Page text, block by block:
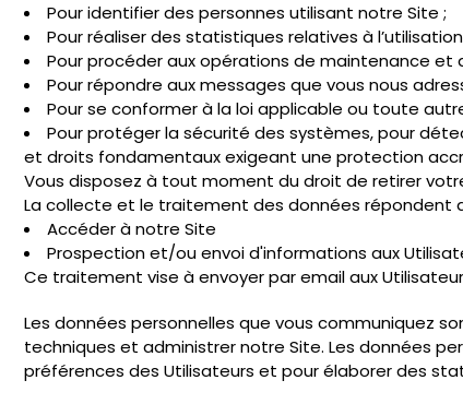
Pour identifier des personnes utilisant notre Site ;
Pour réaliser des statistiques relatives à
Pour procéder aux opérations de maintenance et
Pour répondre aux messages que vous nous
Pour se conformer à la loi applicable ou toute
Pour protéger la sécurité des systèmes, pour
et droits fondamentaux exigeant une protection
Vous disposez à tout moment du droit de retirer
La collecte et le traitement des données répondent
Accéder à notre Site
Prospection et/ou envoi d'informations aux
Ce traitement vise à envoyer par email aux
Les données personnelles que vous communiquez
techniques et administrer notre Site. Les données
préférences des Utilisateurs et pour élaborer des